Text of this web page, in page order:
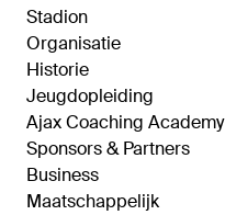
Stadion
Organisatie
Historie
Jeugdopleiding
Ajax Coaching Academy
Sponsors & Partners
Business
Maatschappelijk